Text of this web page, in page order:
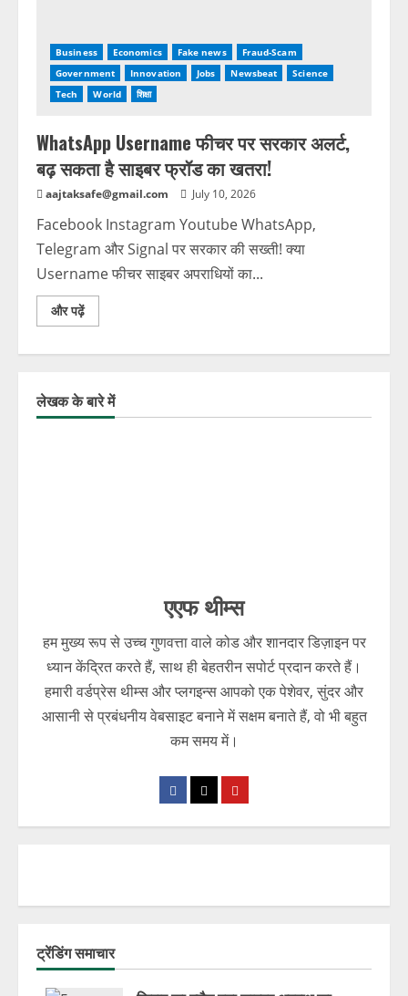
Business Economics Fake news
Fraud-Scam
Government
Innovation Jobs Newsbeat
Science
Tech
World शिक्षा
WhatsApp Username फीचर पर सरकार अलर्ट,
बढ़ सकता है साइबर फ्रॉड का खतरा!
aajtaksafe@gmail.com July 10, 2026
Facebook Instagram Youtube WhatsApp,
Telegram और Signal पर सरकार की सख्ती! क्या
Username फीचर साइबर अपराधियों का...
और पढ़ें
लेखक के बारे में
एएफ थीम्स
हम मुख्य रूप से उच्च गुणवत्ता वाले कोड और शानदार डिज़ाइन पर
ध्यान केंद्रित करते हैं, साथ ही बेहतरीन सपोर्ट प्रदान करते हैं।
हमारी वर्डप्रेस थीम्स और प्लगइन्स आपको एक पेशेवर, सुंदर और
आसानी से प्रबंधनीय वेबसाइट बनाने में सक्षम बनाते हैं, वो भी बहुत
कम समय में।
ट्रेंडिंग समाचार